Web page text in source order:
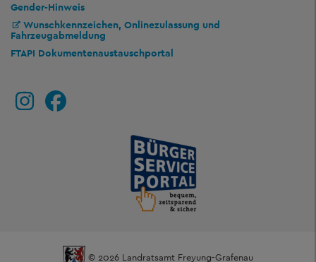
Gender-Hinweis
Wunschkennzeichen, Onlinezulassung und
Fahrzeugabmeldung
FTAPI Dokumentenaustauschportal
© 2026 Landratsamt Freyung-Grafenau